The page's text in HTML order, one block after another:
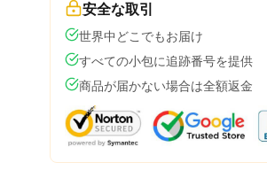
安全な取引
世界中どこでもお届け
すべての小包に追跡番号を提供
商品が届かない場合は全額返金